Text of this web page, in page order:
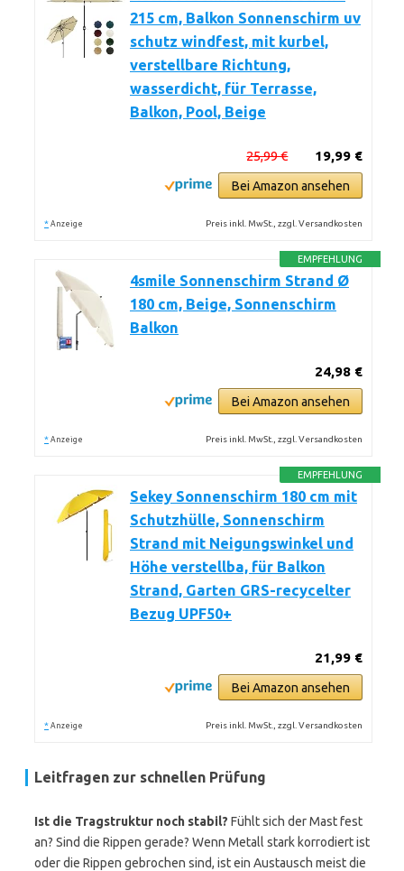
215 cm, Balkon Sonnenschirm uv
schutz windfest, mit kurbel,
verstellbare Richtung,
wasserdicht, für Terrasse,
Balkon, Pool, Beige
19,99 €
25,99 €
Bei Amazon ansehen
* Anzeige Preis inkl. MwSt., zzgl. Versandkosten
EMPFEHLUNG
4smile Sonnenschirm Strand Ø
180 cm, Beige, Sonnenschirm
Balkon
24,98 €
Bei Amazon ansehen
* Anzeige Preis inkl. MwSt., zzgl. Versandkosten
EMPFEHLUNG
Sekey Sonnenschirm 180 cm mit
Schutzhülle, Sonnenschirm
Strand mit Neigungswinkel und
Höhe verstellba, für Balkon
Strand, Garten GRS-recycelter
Bezug UPF50+
21,99 €
Bei Amazon ansehen
* Anzeige Preis inkl. MwSt., zzgl. Versandkosten
Leitfragen zur schnellen Prüfung
Ist die Tragstruktur noch stabil? Fühlt sich der Mast fest
an? Sind die Rippen gerade? Wenn Metall stark korrodiert ist
oder die Rippen gebrochen sind, ist ein Austausch meist die